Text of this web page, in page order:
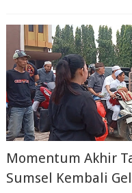
Momentum Akhir
Sumsel Kembali